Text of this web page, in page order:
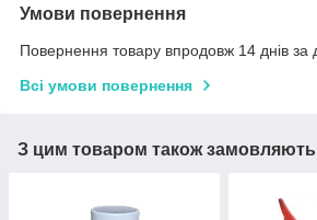
Умови повернення
Повернення товару впродовж 14 днів за
Всі умови повернення
З цим товаром також замовляють